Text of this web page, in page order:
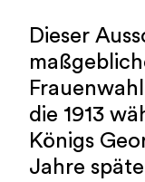
Dieser
die 1913
Königs
Jahre